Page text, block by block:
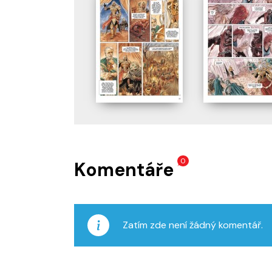
Komentáře 0
Zatím zde není žádný komentář.